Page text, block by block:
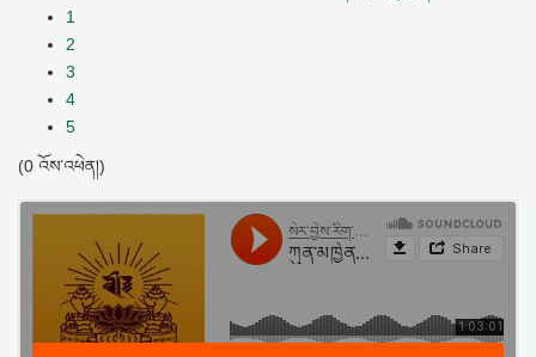
1
2
3
4
5
(0 འོས་འཕེན།)